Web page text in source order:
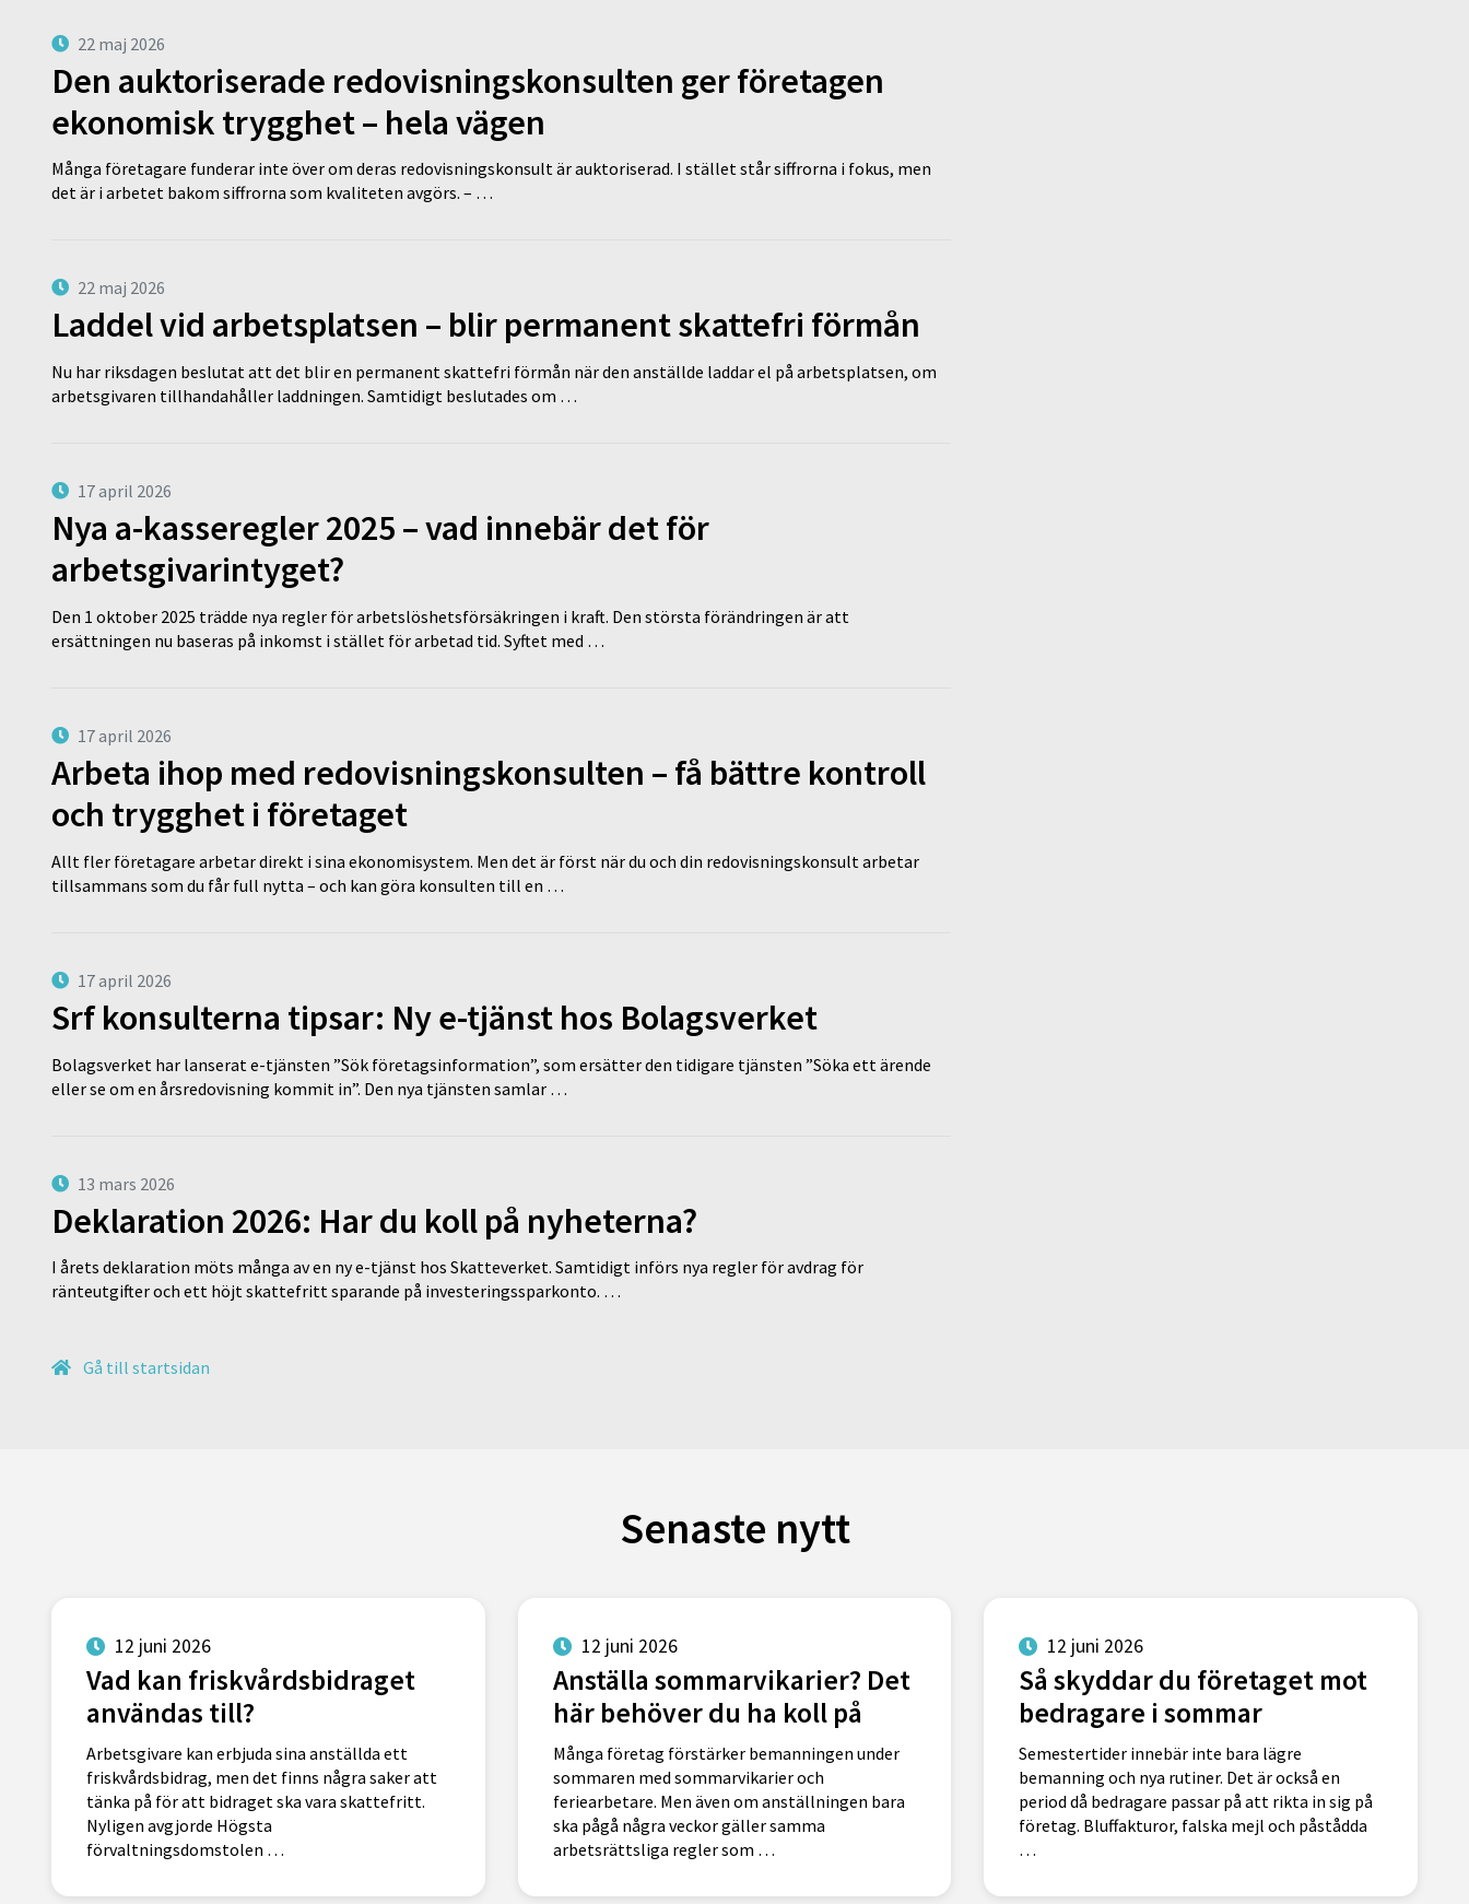
22 maj 2026
Den auktoriserade redovisningskonsulten ger företagen
ekonomisk trygghet – hela vägen
Många företagare funderar inte över om deras redovisningskonsult är auktoriserad. I stället står siffrorna i fokus, men
det är i arbetet bakom siffrorna som kvaliteten avgörs. – …
22 maj 2026
Laddel vid arbetsplatsen – blir permanent skattefri förmån
Nu har riksdagen beslutat att det blir en permanent skattefri förmån när den anställde laddar el på arbetsplatsen, om
arbetsgivaren tillhandahåller laddningen. Samtidigt beslutades om …
17 april 2026
Nya a-kasseregler 2025 – vad innebär det för
arbetsgivarintyget?
Den 1 oktober 2025 trädde nya regler för arbetslöshetsförsäkringen i kraft. Den största förändringen är att
ersättningen nu baseras på inkomst i stället för arbetad tid. Syftet med …
17 april 2026
Arbeta ihop med redovisningskonsulten – få bättre kontroll
och trygghet i företaget
Allt fler företagare arbetar direkt i sina ekonomisystem. Men det är först när du och din redovisningskonsult arbetar
tillsammans som du får full nytta – och kan göra konsulten till en …
17 april 2026
Srf konsulterna tipsar: Ny e-tjänst hos Bolagsverket
Bolagsverket har lanserat e-tjänsten ”Sök företagsinformation”, som ersätter den tidigare tjänsten ”Söka ett ärende
eller se om en årsredovisning kommit in”. Den nya tjänsten samlar …
13 mars 2026
Deklaration 2026: Har du koll på nyheterna?
I årets deklaration möts många av en ny e-tjänst hos Skatteverket. Samtidigt införs nya regler för avdrag för
ränteutgifter och ett höjt skattefritt sparande på investeringssparkonto. …
Gå till startsidan
Senaste nytt
12 juni 2026
Vad kan friskvårdsbidraget
användas till?
Arbetsgivare kan erbjuda sina anställda ett
friskvårdsbidrag, men det finns några saker att
tänka på för att bidraget ska vara skattefritt.
Nyligen avgjorde Högsta
förvaltningsdomstolen …
12 juni 2026
Anställa sommarvikarier? Det
här behöver du ha koll på
Många företag förstärker bemanningen under
sommaren med sommarvikarier och
feriearbetare. Men även om anställningen bara
ska pågå några veckor gäller samma
arbetsrättsliga regler som …
12 juni 2026
Så skyddar du företaget mot
bedragare i sommar
Semestertider innebär inte bara lägre
bemanning och nya rutiner. Det är också en
period då bedragare passar på att rikta in sig på
företag. Bluffakturor, falska mejl och påstådda
…